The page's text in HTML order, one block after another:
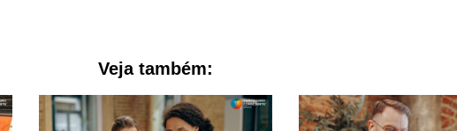
Veja também: